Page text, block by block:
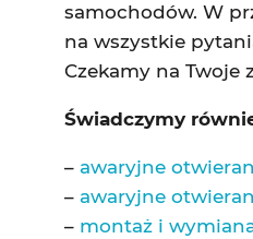
samochodów. W
na wszystkie
Czekamy na Twoje
Świadczymy
–awaryjne
–awaryjne
– montaż i